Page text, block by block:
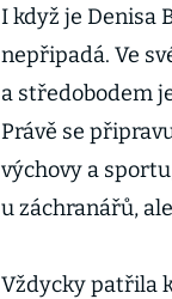
I když je Denisa
nepřipadá. Ve
a středobodem
Právě se
výchovy a
u záchranářů,
Vždycky patřila